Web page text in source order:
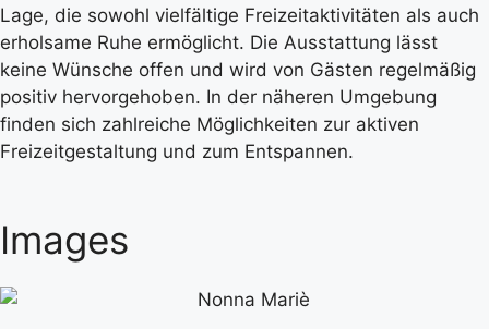
Lage, die sowohl vielfältige Freizeitaktivitäten als auch
erholsame Ruhe ermöglicht. Die Ausstattung lässt
keine Wünsche offen und wird von Gästen regelmäßig
positiv hervorgehoben. In der näheren Umgebung
finden sich zahlreiche Möglichkeiten zur aktiven
Freizeitgestaltung und zum Entspannen.
Images